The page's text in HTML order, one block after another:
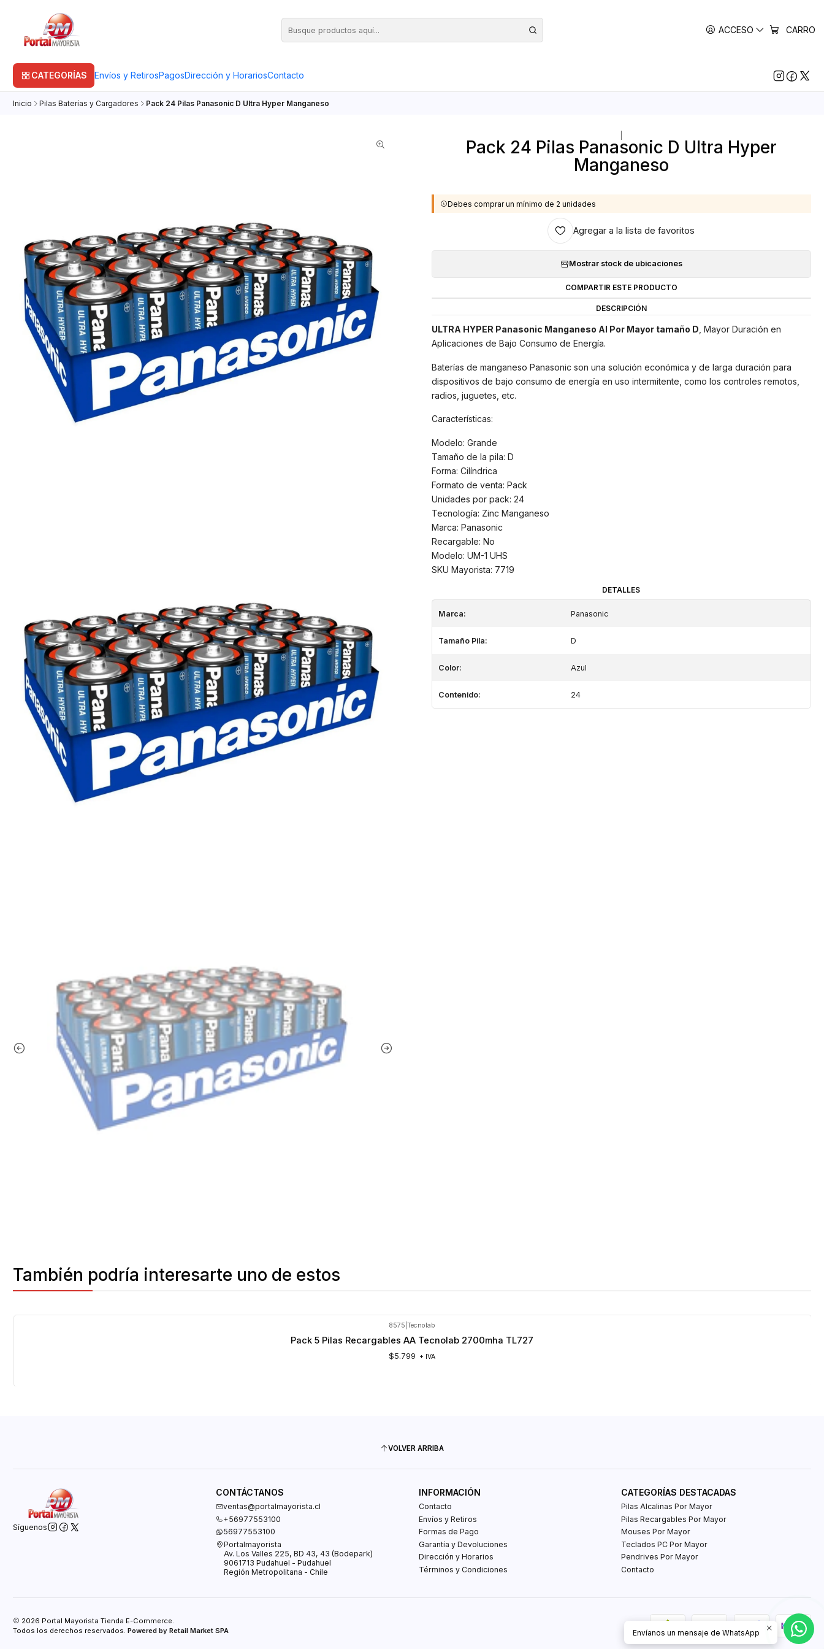
ACCESO CARRO
CATEGORÍAS Envíos y RetirosPagosDirección y HorariosContacto
Inicio Pilas Baterías y Cargadores Pack 24 Pilas Panasonic D Ultra Hyper Manganeso
Pack 24 Pilas Panasonic D Ultra Hyper
Manganeso
Debes comprar un mínimo de 2 unidades
Agregar a la lista de favoritos
Mostrar stock de ubicaciones
COMPARTIR ESTE PRODUCTO
DESCRIPCIÓN
ULTRA HYPER Panasonic Manganeso Al Por Mayor tamaño D , Mayor Duración en
Aplicaciones de Bajo Consumo de Energía.
Baterías de manganeso Panasonic son una solución económica y de larga duración para
dispositivos de bajo consumo de energía en uso intermitente, como los controles remotos,
radios, juguetes, etc.
Características:
Modelo: Grande
Tamaño de la pila: D
Forma: Cilíndrica
Formato de venta: Pack
Unidades por pack: 24
Tecnología: Zinc Manganeso
Marca: Panasonic
Recargable: No
Modelo: UM-1 UHS
SKU Mayorista: 7719
DETALLES
Marca: Panasonic
Tamaño Pila: D
Color: Azul
Contenido: 24
También podría interesarte uno de estos
8575 Tecnolab
Pack 5 Pilas Recargables AA Tecnolab 2700mha TL727
$5.799 + IVA
VOLVER ARRIBA
Síguenos
CONTÁCTANOS
ventas@portalmayorista.cl
+56977553100
56977553100
Portalmayorista
Av. Los Valles 225, BD 43, 43 (Bodepark)
9061713 Pudahuel - Pudahuel
Región Metropolitana - Chile
INFORMACIÓN
Contacto
Envíos y Retiros
Formas de Pago
Garantía y Devoluciones
Dirección y Horarios
Términos y Condiciones
CATEGORÍAS DESTACADAS
Pilas Alcalinas Por Mayor
Pilas Recargables Por Mayor
Mouses Por Mayor
Teclados PC Por Mayor
Pendrives Por Mayor
Contacto
2026 Portal Mayorista Tienda E-Commerce.
Todos los derechos reservados. Powered by Retail Market SPA Envíanos un mensaje de WhatsApp